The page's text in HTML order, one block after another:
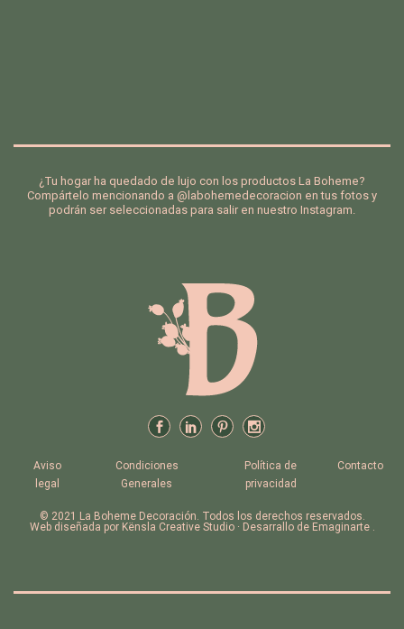
¿Tu hogar ha quedado de lujo con los productos La Boheme?
Compártelo mencionando a @labohemedecoracion en tus fotos y
podrán ser seleccionadas para salir en nuestro Instagram.
Aviso
legal
Condiciones
Generales
Política de
privacidad
Contacto
© 2021 La Boheme Decoración. Todos los derechos reservados.
Web diseñada por Kënsla Creative Studio · Desarrallo de Emaginarte .